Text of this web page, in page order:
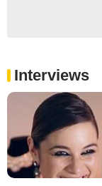
Interviews